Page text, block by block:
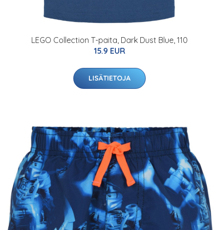
LEGO Collection T-paita, Dark Dust Blue, 110
15.9 EUR
LISÄTIETOJA